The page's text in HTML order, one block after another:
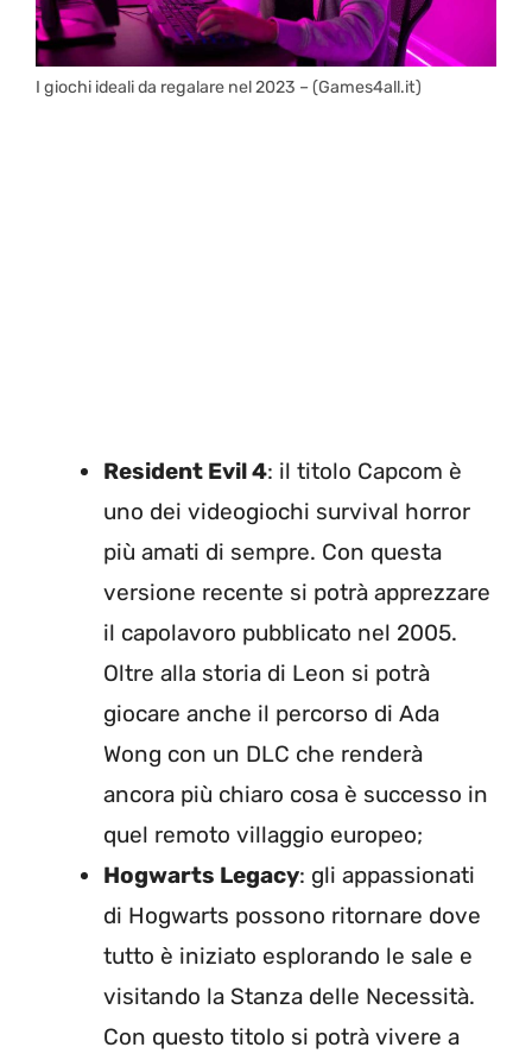
I giochi ideali da regalare nel 2023 – (Games4all.it)
Resident Evil 4: il titolo Capcom è
uno dei videogiochi survival horror
più amati di sempre. Con questa
versione recente si potrà apprezzare
il capolavoro pubblicato nel 2005.
Oltre alla storia di Leon si potrà
giocare anche il percorso di Ada
Wong con un DLC che renderà
ancora più chiaro cosa è successo in
quel remoto villaggio europeo;
Hogwarts Legacy: gli appassionati
di Hogwarts possono ritornare dove
tutto è iniziato esplorando le sale e
visitando la Stanza delle Necessità.
Con questo titolo si potrà vivere a